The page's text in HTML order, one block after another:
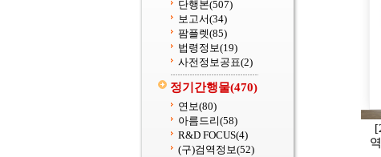
단행본(507)
보고서(34)
팜플렛(85)
법령정보(19)
사전정보공표(2)
정기간행물(470)
연보(80)
아름드리(58)
R&D FOCUS(4)
(구)검역정보(52)